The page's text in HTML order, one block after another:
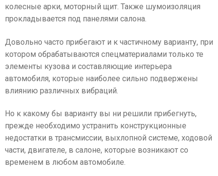
колесные арки, моторный щит. Также шумоизоляция
прокладывается под панелями салона.
Довольно часто прибегают и к частичному варианту, при
котором обрабатываются спецматериалами только те
элементы кузова и составляющие интерьера
автомобиля, которые наиболее сильно подвержены
влиянию различных вибраций.
Но к какому бы варианту вы ни решили прибегнуть,
прежде необходимо устранить конструкционные
недостатки в трансмиссии, выхлопной системе, ходовой
части, двигателе, в салоне, которые возникают со
временем в любом автомобиле.